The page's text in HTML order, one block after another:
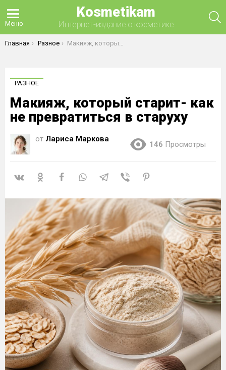
Меню
Kosmetikam
Интернет-издание о косметике
Вы здесь:
Главная Разное Макияж, который старит- как не превратиться в старуху
РАЗНОЕ
Макияж, который старит- как
не превратиться в старуху
от Лариса Маркова
146 Просмотры